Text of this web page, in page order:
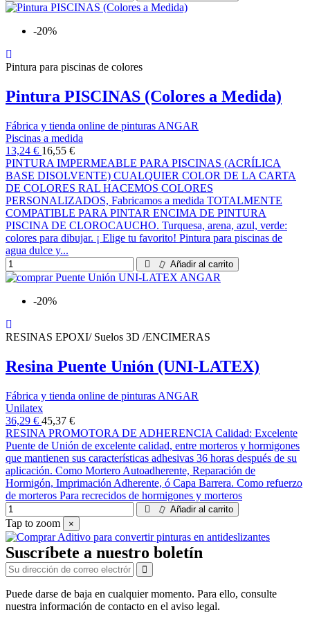
-20%
Pintura para piscinas de colores
Pintura PISCINAS (Colores a Medida)
Fábrica y tienda online de pinturas ANGAR
Piscinas a medida
13,24 € 16,55 €
PINTURA IMPERMEABLE PARA PISCINAS (ACRÍLICA
BASE DISOLVENTE) CUALQUIER COLOR DE LA CARTA
DE COLORES RAL HACEMOS COLORES
PERSONALIZADOS, Fabricamos a medida TOTALMENTE
COMPATIBLE PARA PINTAR ENCIMA DE PINTURA
PISCINA DE CLOROCAUCHO. Turquesa, arena, azul, verde:
colores para dibujar. ¡ Elige tu favorito! Pintura para piscinas de
agua dulce y...
Añadir al carrito
-20%
RESINAS EPOXI/ Suelos 3D /ENCIMERAS
Resina Puente Unión (UNI-LATEX)
Fábrica y tienda online de pinturas ANGAR
Unilatex
36,29 € 45,37 €
RESINA PROMOTORA DE ADHERENCIA Calidad: Excelente
Puente de Unión de excelente calidad, entre morteros y hormigones
que mantienen sus características adhesivas 36 horas después de su
aplicación. Como Mortero Autoadherente, Reparación de
Hormigón, Imprimación Adherente, ó Capa Barrera. Como refuerzo
de morteros Para recrecidos de hormigones y morteros
Añadir al carrito
Tap to zoom ×
Suscríbete a nuestro boletín
Puede darse de baja en cualquier momento. Para ello, consulte
nuestra información de contacto en el aviso legal.